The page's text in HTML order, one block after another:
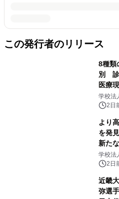
この発行者のリリース
8種類
別 診
医療
学校法
2日
より
を発
新た
学校法
2日
近畿
弥選